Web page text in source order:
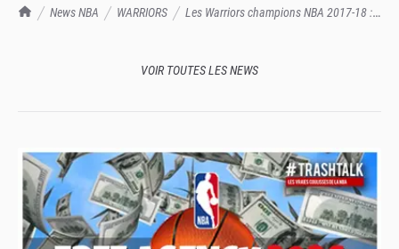
TrashTalk Actu NBA
News NBA WARRIORS
Les Warriors champions NBA 2017-18 :
VOIR TOUTES LES NEWS